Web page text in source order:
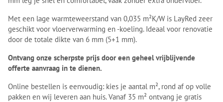
Met een lage warmteweerstand van 0,035 m²K/W is LayRed zeer
geschikt voor vloerverwarming en -koeling. Ideaal voor renovatie
door de totale dikte van 6 mm (5+1 mm).
Ontvang onze scherpste prijs door een geheel vrijblijvende
offerte aanvraag in te dienen.
Online bestellen is eenvoudig: kies je aantal m², rond af op volle
pakken en wij leveren aan huis. Vanaf 35 m² ontvang je gratis